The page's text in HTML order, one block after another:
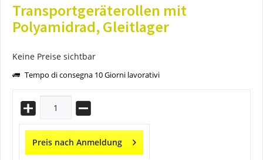
Transportgeräterollen mit
Polyamidrad, Gleitlager
Keine Preise sichtbar
Tempo di consegna 10 Giorni lavorativi
Preis nach Anmeldung